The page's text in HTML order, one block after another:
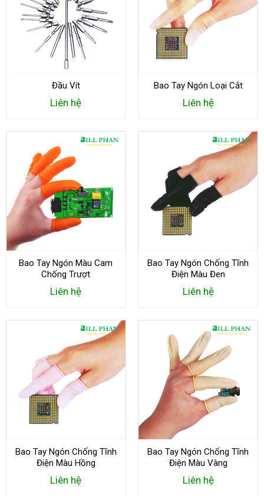
Đầu Vít
Liên hệ
Bao Tay Ngón Loại Cắt
Liên hệ
Bao Tay Ngón Màu Cam
Chống Trượt
Liên hệ
Bao Tay Ngón Chống Tĩnh
Điện Màu Đen
Liên hệ
Bao Tay Ngón Chống Tĩnh
Điện Màu Hồng
Liên hệ
Bao Tay Ngón Chống Tĩnh
Điện Màu Vàng
Liên hệ